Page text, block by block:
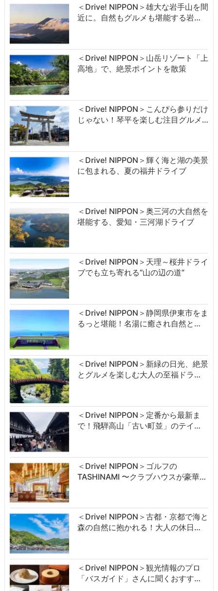
＜Drive! NIPPON＞雄大な岩手山を間
近に。自然もグルメも堪能する岩…
＜Drive! NIPPON＞山岳リゾート「上
高地」で、絶景ポイントを散策
＜Drive! NIPPON＞こんぴら参りだけ
じゃない！琴平を楽しむ注目グルメ…
＜Drive! NIPPON＞輝く海と湖の美景
に包まれる、夏の福井ドライブ
＜Drive! NIPPON＞奥三河の大自然を
堪能する、愛知・三河湖ドライブ
＜Drive! NIPPON＞天理～桜井ドライ
ブでも立ち寄れる“山の辺の道”
＜Drive! NIPPON＞静岡県伊東市をま
るっと堪能！名湯に癒され自然と…
＜Drive! NIPPON＞新緑の日光、絶景
とグルメを楽しむ大人の至福ドラ…
＜Drive! NIPPON＞定番から最新ま
で！飛騨高山「古い町並」のテイ…
＜Drive! NIPPON＞ゴルフの
TASHINAMI 〜クラブハウスが豪華…
＜Drive! NIPPON＞古都・京都で海と
森の自然に抱かれる！大人の休日…
＜Drive! NIPPON＞観光情報のプロ
「バスガイド」さんに聞くおすす…